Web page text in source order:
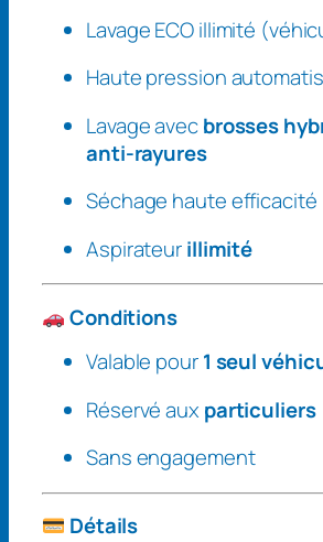
Lavage ECO illimité
Haute pression
Lavage avecbrosses
anti-rayures
Séchage haute efficacité
Aspirateurillimité
Conditions
Valable pour1 seul
Réservé auxparticuliers
Sans engagement
Détails